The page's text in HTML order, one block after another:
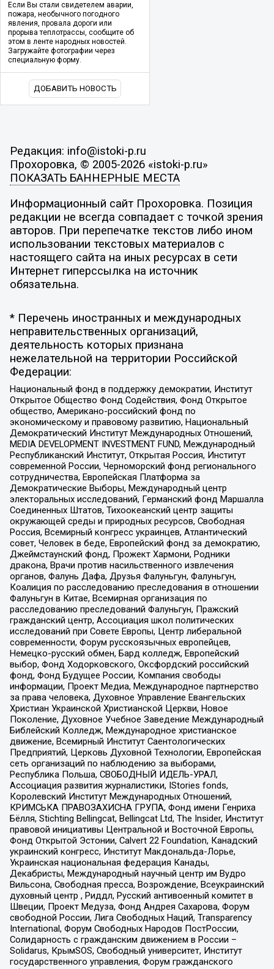
Если Вы стали свидетелем аварии,
пожара, необычного погодного
явления, провала дороги или
прорыва теплотрассы, сообщите об
этом в ленте народных новостей.
Загружайте фотографии через
специальную форму.
ДОБАВИТЬ НОВОСТЬ
Редакция: info@istoki-p.ru
Прохоровка, © 2005-2026 «istoki-p.ru»
ПОКАЗАТЬ БАННЕРНЫЕ МЕСТА
Информационный сайт Прохоровка. Позиция
редакции не всегда совпадает с точкой зрения
авторов. При перепечатке текстов либо ином
использовании текстовых материалов с
настоящего сайта на иных ресурсах в сети
Интернет гиперссылка на источник
обязательна.
* Перечень иностранных и международных
неправительственных организаций,
деятельность которых признана
нежелательной на территории Российской
Федерации:
Национальный фонд в поддержку демократии, Институт
Открытое Общество Фонд Содействия, Фонд Открытое
общество, Американо-российский фонд по
экономическому и правовому развитию, Национальный
Демократический Институт Международных Отношений,
MEDIA DEVELOPMENT INVESTMENT FUND, Международный
Республиканский Институт, Открытая Россия, Институт
современной России, Черноморский фонд регионального
сотрудничества, Европейская Платформа за
Демократические Выборы, Международный центр
электоральных исследований, Германский фонд Маршалла
Соединенных Штатов, Тихоокеанский центр защиты
окружающей среды и природных ресурсов, Свободная
Россия, Всемирный конгресс украинцев, Атлантический
совет, Человек в беде, Европейский фонд за демократию,
Джеймстаунский фонд, Прожект Хармони, Родники
дракона, Врачи против насильственного извлечения
органов, Фалунь Дафа, Друзья Фалуньгун, Фалуньгун,
Коалиция по расследованию преследования в отношении
Фалуньгун в Китае, Всемирная организация по
расследованию преследований Фалуньгун, Пражский
гражданский центр, Ассоциация школ политических
исследований при Совете Европы, Центр либеральной
современности, Форум русскоязычных европейцев,
Немецко-русский обмен, Бард колледж, Европейский
выбор, Фонд Ходорковского, Оксфордский российский
фонд, Фонд Будущее России, Компания свободы
информации, Проект Медиа, Международное партнерство
за права человека, Духовное Управление Евангельских
Христиан Украинской Христианской Церкви, Новое
Поколение, Духовное Учебное Заведение Международный
Библейский Колледж, Международное христианское
движение, Всемирный Институт Саентологических
Предприятий, Церковь Духовной Технологии, Европейская
сеть организаций по наблюдению за выборами,
Республика Польша, СВОБОДНЫЙ ИДЕЛЬ-УРАЛ,
Ассоциация развития журналистики, IStories fonds,
Королевский Институт Международных Отношений,
КРИМСЬКА ПРАВОЗАХИСНА ГРУПА, Фонд имени Генриха
Бёлля, Stichting Bellingcat, Bellingcat Ltd, The Insider, Институт
правовой инициативы Центральной и Восточной Европы,
Фонд Открытой Эстонии, Calvert 22 Foundation, Канадский
украинский конгресс, Институт Макдональда-Лорье,
Украинская национальная федерация Канады,
Декабристы, Международный научный центр им Вудро
Вильсона, Свободная пресса, Возрождение, Всеукраинский
духовный центр , Риддл, Русский антивоенный комитет в
Швеции, Проект Медуза, Фонд Андрея Сахарова, Форум
свободной России, Лига Свободных Наций, Transparеncy
International, Форум Свободных Народов ПостРоссии,
Солидарность с гражданским движением в России –
Solidarus, КрымSOS, Свободный университет, Институт
государственного управления, Форум гражданского